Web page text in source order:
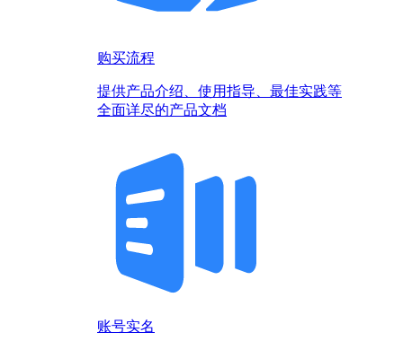
购买流程
提供产品介绍、使用指导、最佳实践等
全面详尽的产品文档
账号实名